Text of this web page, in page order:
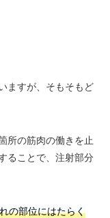
ますが、そもそもど
所の筋肉の働きを止
ることで、注射部分
の部位にはたらく